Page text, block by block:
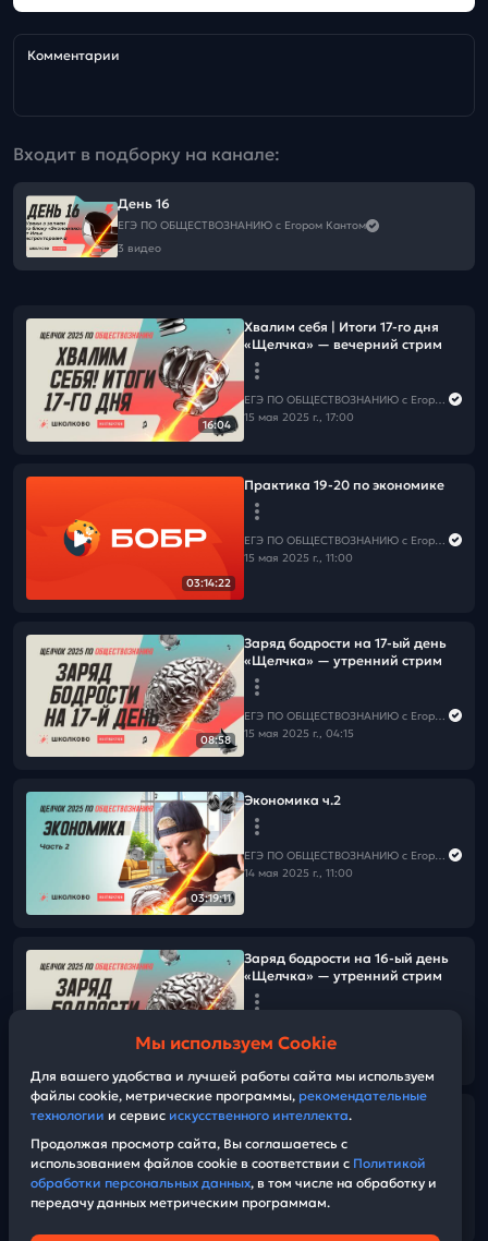
Комментарии
Входит в подборку на канале:
День 16
ЕГЭ ПО ОБЩЕСТВОЗНАНИЮ c Егором Кантом
3 видео
16:04
Хвалим себя | Итоги 17-го дня
«Щелчка» — вечерний стрим
ЕГЭ ПО ОБЩЕСТВОЗНАНИЮ c Егором Кантом
15 мая 2025 г., 17:00
03:14:22
Практика 19-20 по экономике
ЕГЭ ПО ОБЩЕСТВОЗНАНИЮ c Егором Кантом
15 мая 2025 г., 11:00
08:58
Заряд бодрости на 17-ый день
«Щелчка» — утренний стрим
15 мая 2025 г., 04:15
03:19:11
Экономика ч.2
ЕГЭ ПО ОБЩЕСТВОЗНАНИЮ c Егором Кантом
14 мая 2025 г., 11:00
06:23
Заряд бодрости на 16-ый день
«Щелчка» — утренний стрим
14 мая 2025 г., 04:15
17:50
Хвалим себя | Итоги 15-го дня
ЕГЭ ПО ОБЩЕСТВОЗНАНИЮ c Егором Кантом
13 мая 2025 г., 17:00
Мы используем Cookie
Для вашего удобства и лучшей работы сайта мы используем
файлы cookie, метрические программы, рекомендательные
технологии и сервис искусственного интеллекта.
Продолжая просмотр сайта, Вы соглашаетесь с
использованием файлов cookie в соответствии с Политикой
обработки персональных данных, в том числе на обработку и
передачу данных метрическим программам.